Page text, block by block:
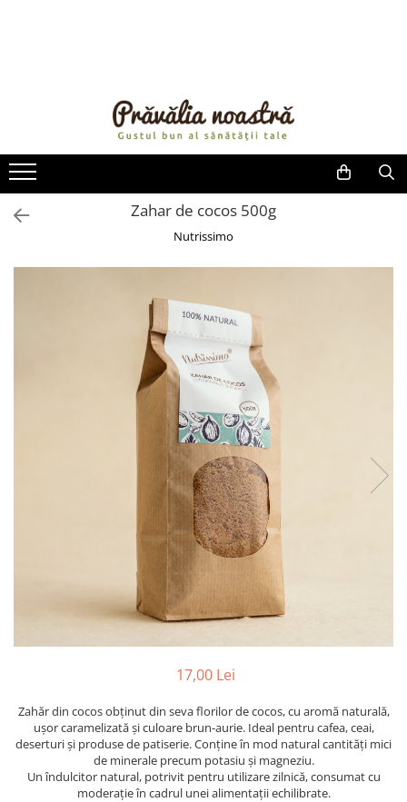
ULEIURI ȘI UNTURI
MĂSLINE
FRUCTE DESHIDRATATE
FRUCTE LA CONSERVĂ
BĂUTURI / LAPTE VEGETAL
CREME ȘI PASTE TARTINABILE
PRODUSE ECO / ORGANICE
REMEDII NATURISTE
TOATE PRODUSELE
Zahar de cocos 500g
Nutrissimo
17,00 Lei
Zahăr din cocos obținut din seva florilor de cocos, cu aromă naturală,
ușor caramelizată și culoare brun-aurie. Ideal pentru cafea, ceai,
deserturi și produse de patiserie. Conține în mod natural cantități mici
de minerale precum potasiu și magneziu.
Un îndulcitor natural, potrivit pentru utilizare zilnică, consumat cu
moderație în cadrul unei alimentații echilibrate.